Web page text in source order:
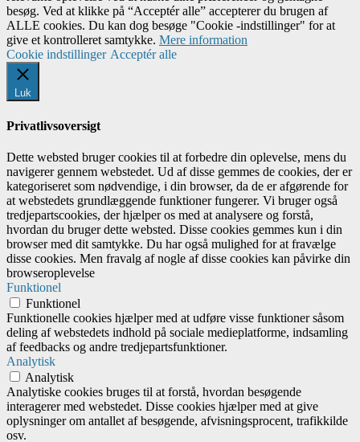
besøg. Ved at klikke på “Acceptér alle” accepterer du brugen af ​​
ALLE cookies. Du kan dog besøge "Cookie -indstillinger" for at
give et kontrolleret samtykke. Mere information
Cookie indstillinger Acceptér alle
Luk
Privatlivsoversigt
Dette websted bruger cookies til at forbedre din oplevelse, mens du
navigerer gennem webstedet. Ud af disse gemmes de cookies, der er
kategoriseret som nødvendige, i din browser, da de er afgørende for
at webstedets grundlæggende funktioner fungerer. Vi bruger også
tredjepartscookies, der hjælper os med at analysere og forstå,
hvordan du bruger dette websted. Disse cookies gemmes kun i din
browser med dit samtykke. Du har også mulighed for at fravælge
disse cookies. Men fravalg af nogle af disse cookies kan påvirke din
browseroplevelse
Funktionel
Funktionel
Funktionelle cookies hjælper med at udføre visse funktioner såsom
deling af webstedets indhold på sociale medieplatforme, indsamling
af feedbacks og andre tredjepartsfunktioner.
Analytisk
Analytisk
Analytiske cookies bruges til at forstå, hvordan besøgende
interagerer med webstedet. Disse cookies hjælper med at give
oplysninger om antallet af besøgende, afvisningsprocent, trafikkilde
osv.